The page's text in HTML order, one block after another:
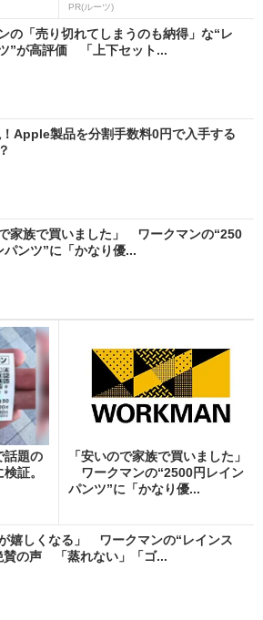
PR(ルーツ)
の「売り切れてしまうのも納得」な“レ
”が高評価 「上下セット...
Apple製品を分割手数料0円で入手する
で家族で買いました」 ワークマンの“250
パンツ”に「かなり優...
話題の
証。
「安いので家族で買いました」
ワークマンの“2500円レイン
パンツ”に「かなり優...
が嬉しくなる」 ワークマンの“レインス
賛の声 「蒸れない」「ゴ...